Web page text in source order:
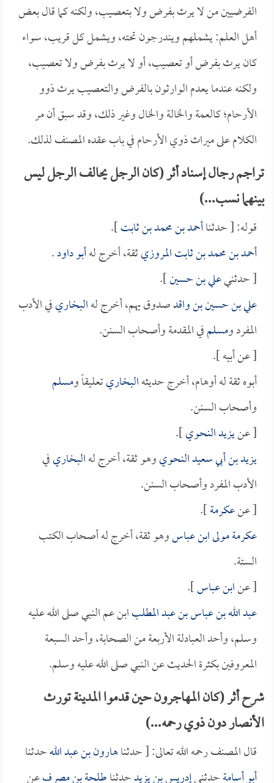
الفرضيين من لا يرث بفرض ولا بتعصيب، ولكنه كما قال بعض
أهل العلم: يشملهم ويندرجون تحته، ويشمل كل قريب، سواء
كان يرث بفرض أو تعصيب، أو لا يرث بفرض ولا تعصيب،
ولكنه عندما يعدم الوارثون بالفرض والتعصيب يرث ذوو
الأرحام؛ كالعمة والخالة والخال وغير ذلك، وقد سبق أن مر
الكلام على ميراث ذوي الأرحام في باب عقده المصنف لذلك.
تراجم رجال إسناد أثر (كان الرجل يحالف الرجل ليس
بينهما نسب...)
قوله: [ حدثناأحمد بن محمد بن ثابت].
أحمد بن محمد بن ثابت المروزيثقة، أخرج لهأبو داود.
[ حدثنيعلي بن حسين].
علي بن حسين بن واقدصدوق يهم، أخرج لهالبخاريفي الأدب
المفرد ومسلمفي المقدمة وأصحاب السنن.
[ عن أبيه ].
أبوه ثقة له أوهام، أخرج حديثهالبخاريتعليقاً ومسلم
وأصحاب السنن.
[ عنيزيد النحوي].
يزيد بن أبي سعيد النحويوهو ثقة، أخرج لهالبخاريفي
الأدب المفرد وأصحاب السنن.
[ عنعكرمة].
عكرمة مولى ابن عباسوهو ثقة، أخرج له أصحاب الكتب
الستة.
[ عنابن عباس].
عبد الله بن عباس بن عبد المطلبابن عم النبي صلى الله عليه
وسلم، وأحد العبادلة الأربعة من الصحابة، وأحد السبعة
المعروفين بكثرة الحديث عن النبي صلى الله عليه وسلم.
شرح أثر (كان المهاجرون حين قدموا المدينة تورث
الأنصار دون ذوي رحمه...)
قال المصنف رحمه الله تعالى: [ حدثناهارون بن عبد اللهحدثنا